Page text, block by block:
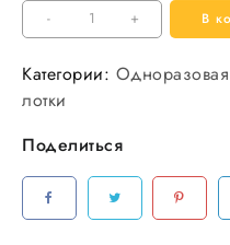
-
Количество
товара
Тарелка
12шт/
уп
40уп/
+ В
Категории:
лотки
Поделиться